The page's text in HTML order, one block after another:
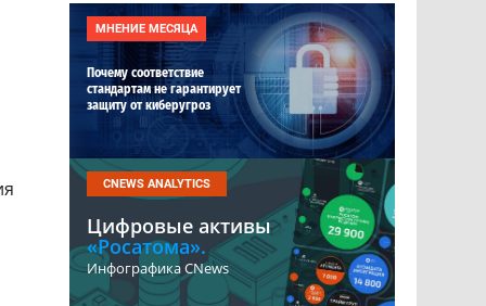
МНЕНИЕ МЕСЯЦА
Почему соответствие
стандартам не гарантирует
защиту от киберугроз
CNEWS ANALYTICS
Цифровые активы
«Росатома».
Инфографика CNews